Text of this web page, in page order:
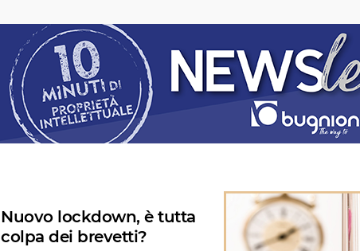
Nuovo lockdown, è tutta
colpa dei brevetti?